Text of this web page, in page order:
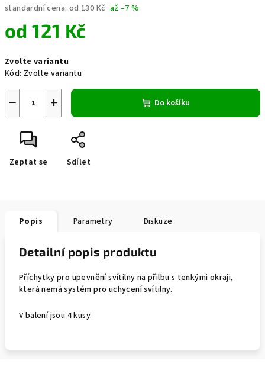
standardní cena: od 130 Kč až –7 %
od121 Kč
cena:
Zvolte variantu
Kód: Zvolte variantu
+
− Do košíku
Zeptat se Sdílet
Popis Parametry Diskuze
Detailní popis produktu
Příchytky pro upevnění svítilny na přilbu s tenkými okraji,
která nemá systém pro uchycení svítilny.
V balení jsou 4 kusy.